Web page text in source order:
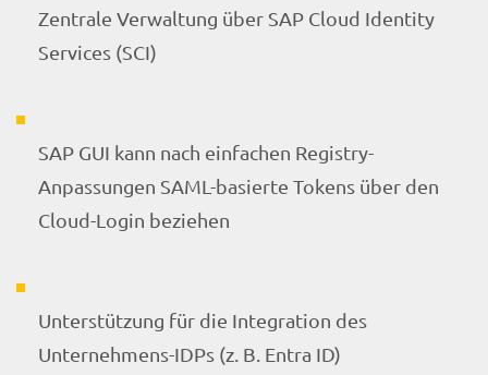
Zentrale Verwaltung über SAP Cloud Identity
Services (SCI)
SAP GUI kann nach einfachen Registry-
Anpassungen SAML-basierte Tokens über den
Cloud-Login beziehen
Unterstützung für die Integration des
Unternehmens-IDPs (z. B. Entra ID)